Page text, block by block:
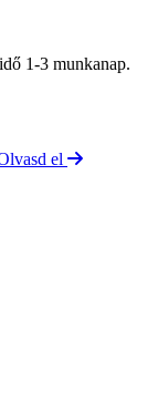
1-3 munkanap.
el